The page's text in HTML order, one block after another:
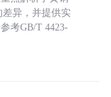
差异，并提供实
考GB/T 4423-